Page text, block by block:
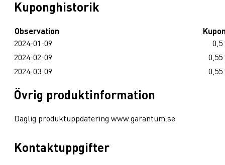
Kuponghistorik
Observation
2024-01-09
0,5
2024-02-09
0,55
2024-03-09
0,55
Övrig produktinformation
Daglig produktuppdatering www.garantum.se
Kontaktuppgifter